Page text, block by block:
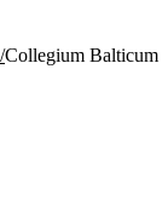
Collegium Balticum